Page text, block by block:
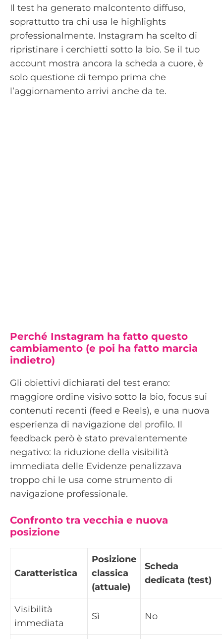
Il test ha generato malcontento diffuso,
soprattutto tra chi usa le highlights
professionalmente. Instagram ha scelto di
ripristinare i cerchietti sotto la bio. Se il tuo
account mostra ancora la scheda a cuore, è
solo questione di tempo prima che
l’aggiornamento arrivi anche da te.
Perché Instagram ha fatto questo
cambiamento (e poi ha fatto marcia
indietro)
Gli obiettivi dichiarati del test erano:
maggiore ordine visivo sotto la bio, focus sui
contenuti recenti (feed e Reels), e una nuova
esperienza di navigazione del profilo. Il
feedback però è stato prevalentemente
negativo: la riduzione della visibilità
immediata delle Evidenze penalizzava
troppo chi le usa come strumento di
navigazione professionale.
Confronto tra vecchia e nuova
posizione
Caratteristica
Posizione
classica
(attuale)
Scheda
dedicata (test)
Visibilità
immediata
Sì No